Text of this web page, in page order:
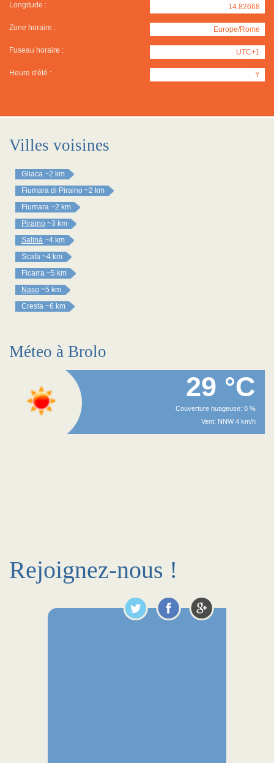
Longitude : 14.82668
Zone horaire : Europe/Rome
Fuseau horaire : UTC+1
Heure d'été : Y
Villes voisines
Gliaca ~2 km
Fiumara di Piraino ~2 km
Fiumara ~2 km
Piraino ~3 km
Salinà ~4 km
Scafa ~4 km
Ficarra ~5 km
Naso ~5 km
Cresta ~6 km
Méteo à Brolo
29 °C
Couverture nuageuse: 0 %
Vent: NNW 4 km/h
Rejoignez-nous !